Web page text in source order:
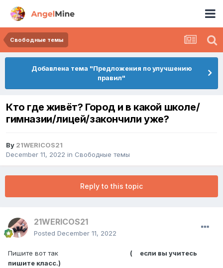
Свободные темы
Добавлена тема "Предложения по улучшению
правил"
Кто где живёт? Город и в какой школе/
гимназии/лицей/закончили уже?
By 21WERICOS21
December 11, 2022 in Свободные темы
Reply to this topic
21WERICOS21
Posted December 11, 2022
Пишите вот так ( если вы учитесь
пишите класс.)